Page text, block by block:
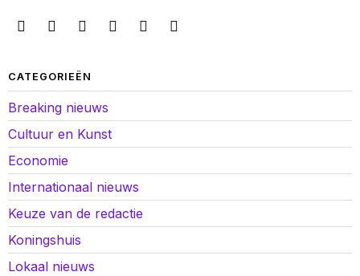
CATEGORIEËN
Breaking nieuws
Cultuur en Kunst
Economie
Internationaal nieuws
Keuze van de redactie
Koningshuis
Lokaal nieuws